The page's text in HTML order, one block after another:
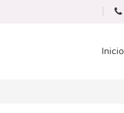
Inicio